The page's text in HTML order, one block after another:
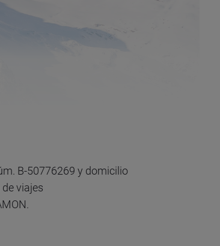
B-50776269 y domicilio
viajes